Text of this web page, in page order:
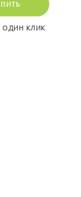
ОДИН КЛИК